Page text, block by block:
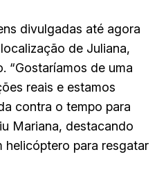
divulgadas até agora
de Juliana,
“Gostaríamos de uma
reais e estamos
contra o tempo para
Mariana, destacando
helicóptero para resgatar